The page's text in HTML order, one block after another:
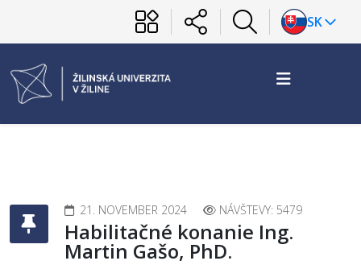
SK
21. NOVEMBER 2024 NÁVŠTEVY: 5479
Habilitačné konanie Ing.
Martin Gašo, PhD.